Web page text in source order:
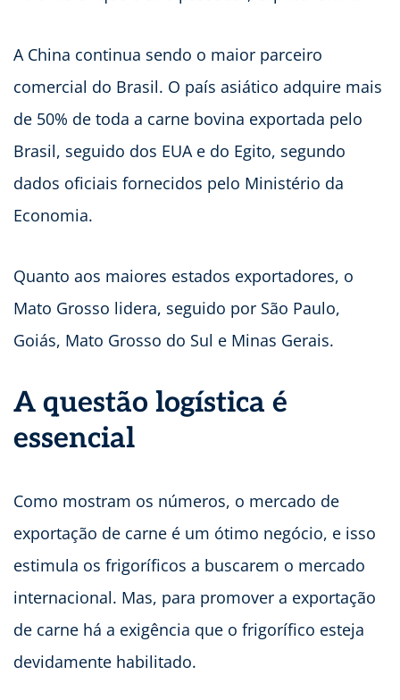
A China continua sendo o maior parceiro
comercial do Brasil. O país asiático adquire mais
de 50% de toda a carne bovina exportada pelo
Brasil, seguido dos EUA e do Egito, segundo
dados oficiais fornecidos pelo Ministério da
Economia.
Quanto aos maiores estados exportadores, o
Mato Grosso lidera, seguido por São Paulo,
Goiás, Mato Grosso do Sul e Minas Gerais.
A questão logística é
essencial
Como mostram os números, o mercado de
exportação de carne é um ótimo negócio, e isso
estimula os frigoríficos a buscarem o mercado
internacional. Mas, para promover a exportação
de carne há a exigência que o frigorífico esteja
devidamente habilitado.